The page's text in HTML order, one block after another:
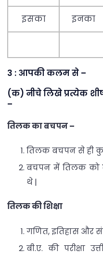
इसका इनका
3 : आपकी कलम से –
(क) नीचे लिखे प्रत्येक
–
तिलक का बचपन –
तिलक बचपन से ही
बचपन में तिलक को
थे |
तिलक की शिक्षा
गणित, इतिहास और
बी.ए. की परीक्षा